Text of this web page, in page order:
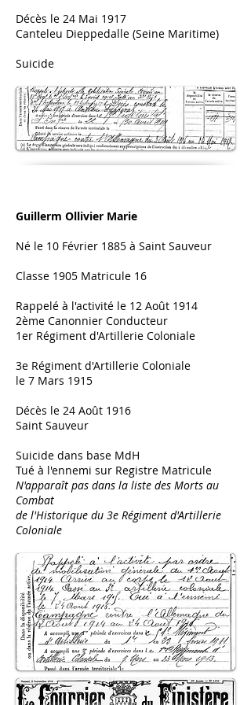
Décès le 24 Mai 1917
Canteleu Dieppedalle (Seine Maritime)
Suicide
Guillerm Ollivier Marie
Né le 10 Février 1885 à Saint Sauveur
Classe 1905 Matricule 16
Rappelé à l'activité le 12 Août 1914
2ème Canonnier Conducteur
1er Régiment d'Artillerie Coloniale
3e Régiment d'Artillerie Coloniale
le 7 Mars 1915
Décès le 24 Août 1916
Saint Sauveur
Suicide dans base MdH
Tué à l'ennemi sur Registre Matricule
N'apparaît pas dans la liste des Morts au
Combat
de l'Historique du 3e Régiment d'Artillerie
Coloniale